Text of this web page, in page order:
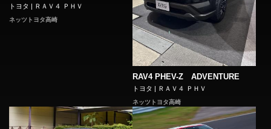
トヨタ | ＲＡＶ４ ＰＨＶ
ネッツトヨタ高崎
RAV4 PHEV-Z ADVENTURE
トヨタ | ＲＡＶ４ ＰＨＶ
ネッツトヨタ高崎